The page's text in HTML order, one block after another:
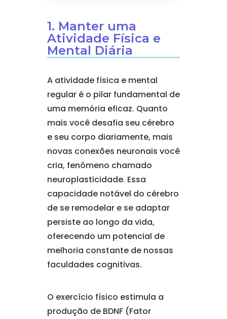
1. Manter uma
Atividade Física e
Mental Diária
A atividade física e mental
regular é o pilar fundamental de
uma memória eficaz. Quanto
mais você desafia seu cérebro
e seu corpo diariamente, mais
novas conexões neuronais você
cria, fenômeno chamado
neuroplasticidade. Essa
capacidade notável do cérebro
de se remodelar e se adaptar
persiste ao longo da vida,
oferecendo um potencial de
melhoria constante de nossas
faculdades cognitivas.
O exercício físico estimula a
produção de BDNF (Fator